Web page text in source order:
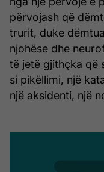
përvojash që
trurit, duke
njohëse dhe
të jetë gjithçka që
si pikëllimi, një
një aksidenti, një